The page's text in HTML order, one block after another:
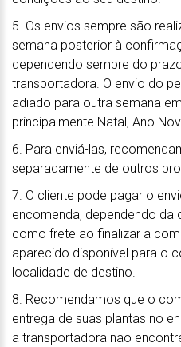
5. Os envios sempre são
semana posterior à
dependendo sempre do
transportadora. O envio do
adiado para outra semana
principalmente Natal, Ano
6. Para enviá-las,
separadamente de outros
7. O cliente pode pagar o
encomenda, dependendo
como frete ao finalizar a
aparecido disponível para o
localidade de destino.
8. Recomendamos que o
entrega de suas plantas no
a transportadora não